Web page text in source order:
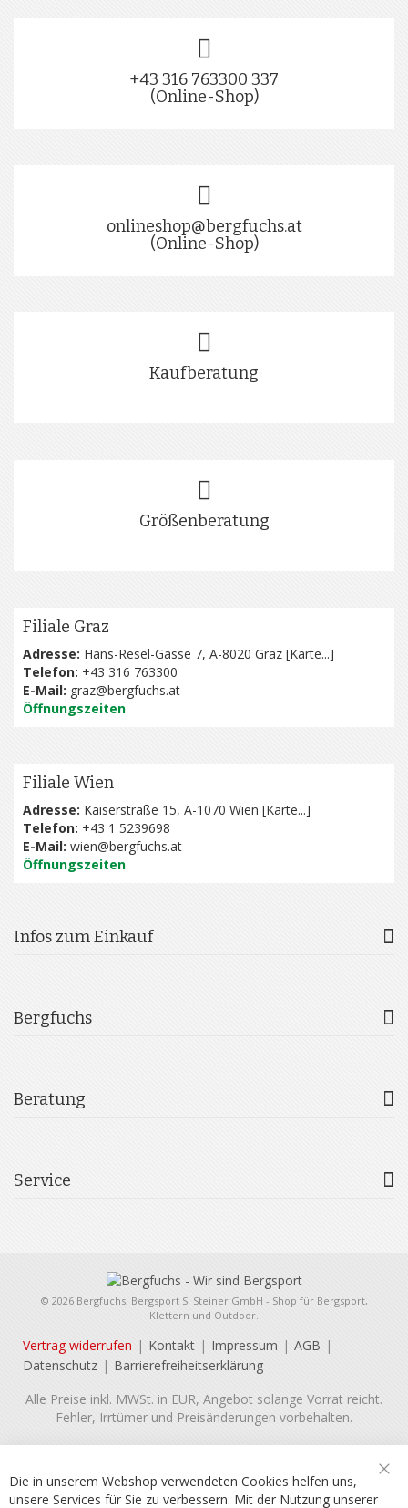
+43 316 763300 337
(Online-Shop)
onlineshop@bergfuchs.at
(Online-Shop)
Kaufberatung
Größenberatung
Filiale Graz
Adresse: Hans-Resel-Gasse 7, A-8020 Graz [Karte...]
Telefon: +43 316 763300
E-Mail: graz@bergfuchs.at
Öffnungszeiten
Filiale Wien
Adresse: Kaiserstraße 15, A-1070 Wien [Karte...]
Telefon: +43 1 5239698
E-Mail: wien@bergfuchs.at
Öffnungszeiten
Infos zum Einkauf
Bergfuchs
Beratung
Service
© 2026 Bergfuchs, Bergsport S. Steiner GmbH - Shop für Bergsport,
Klettern und Outdoor.
Vertrag widerrufen Kontakt Impressum
AGB
Datenschutz
Barrierefreiheitserklärung
Alle Preise inkl. MWSt. in EUR, Angebot solange Vorrat reicht.
Fehler, Irrtümer und Preisänderungen vorbehalten.
Die in unserem Webshop verwendeten Cookies helfen uns,
unsere Services für Sie zu verbessern. Mit der Nutzung unserer